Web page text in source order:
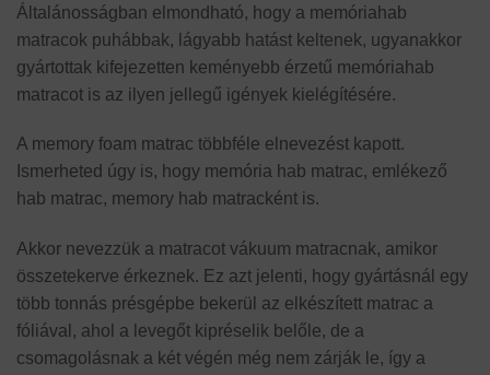
Általánosságban elmondható, hogy a memóriahab
matracok puhábbak, lágyabb hatást keltenek, ugyanakkor
gyártottak kifejezetten keményebb érzetű memóriahab
matracot is az ilyen jellegű igények kielégítésére.
A memory foam matrac többféle elnevezést kapott.
Ismerheted úgy is, hogy memória hab matrac, emlékező
hab matrac, memory hab matracként is.
Akkor nevezzük a matracot vákuum matracnak, amikor
összetekerve érkeznek. Ez azt jelenti, hogy gyártásnál egy
több tonnás présgépbe bekerül az elkészített matrac a
fóliával, ahol a levegőt kipréselik belőle, de a
csomagolásnak a két végén még nem zárják le, így a